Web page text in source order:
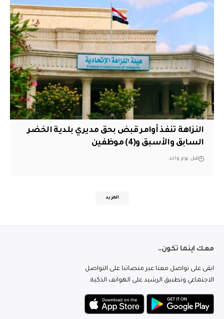
النزاهة تنفذ أوامر قبض بحق مديري بلدية الخضر
السابق والأسبق و(4) موظفين
قبل يوم واحد
المزيد
معك اينما تكون..
ابقى على تواصل معنا عبر منصاتنا على التواصل
الاجتماعي وتطبيق الرشيد على الهواتف الذكية.